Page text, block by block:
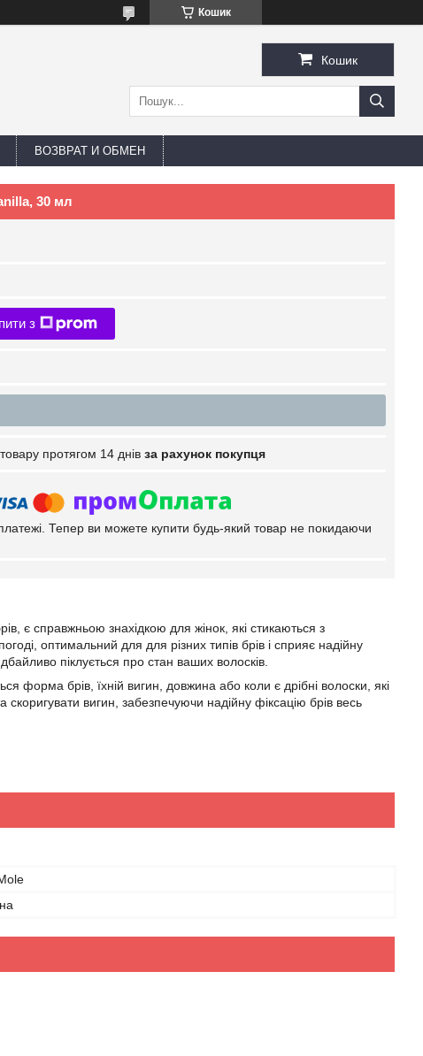
Кошик
Кошик
ВОЗВРАТ И ОБМЕН
30 мл
з
протягом 14 днів за рахунок покупця
Тепер ви можете купити будь-який товар не покидаючи
є справжньою знахідкою для жінок, які стикаються з
оптимальний для для різних типів брів і сприяє надійну
піклується про стан ваших волосків.
форма брів, їхній вигин, довжина або коли є дрібні волоски, які
вигин, забезпечуючи надійну фіксацію брів весь